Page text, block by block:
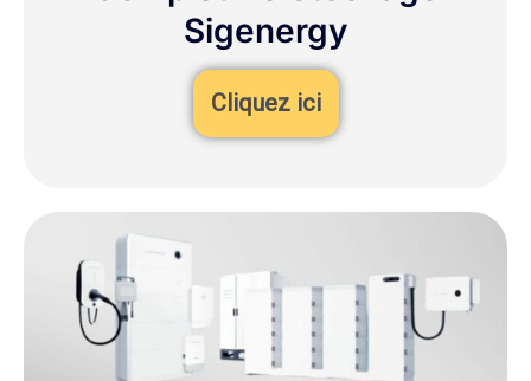
Sigenergy
Cliquez ici